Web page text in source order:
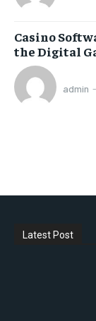
Casino
the Digital
admin -
Latest Post